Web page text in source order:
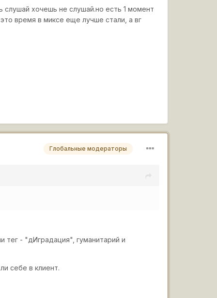
хочешь не слушай.но есть 1 момент
время в миксе еще лучше стали, а вг
Глобальные модераторы
тег - "дИградация", гуманитарий и
себе в клиент.